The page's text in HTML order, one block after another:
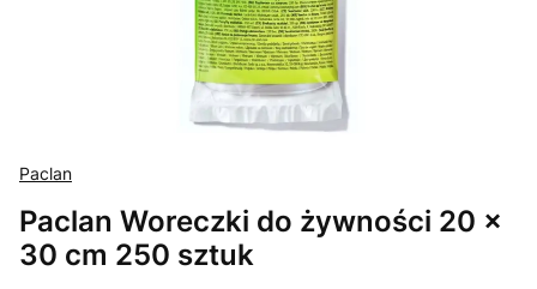
Paclan
Paclan Woreczki do żywności 20 x
30 cm 250 sztuk